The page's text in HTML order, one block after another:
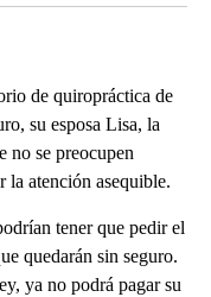
de quiropráctica de
su esposa Lisa, la
no se preocupen
la atención asequible.
tener que pedir el
quedarán sin seguro.
ya no podrá pagar su